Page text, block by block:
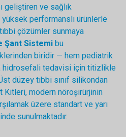
geliştiren ve sağlık
performanslı ürünlerle
çözümler sunmaya
Şant Sistemibu
biridir — hem pediatrik
hidrosefali tedavisi için titizlikle
düzey tıbbi sınıf silikondan
Kitleri, modern nöroşirürjinin
üzere standart ve yarı
sunulmaktadır.